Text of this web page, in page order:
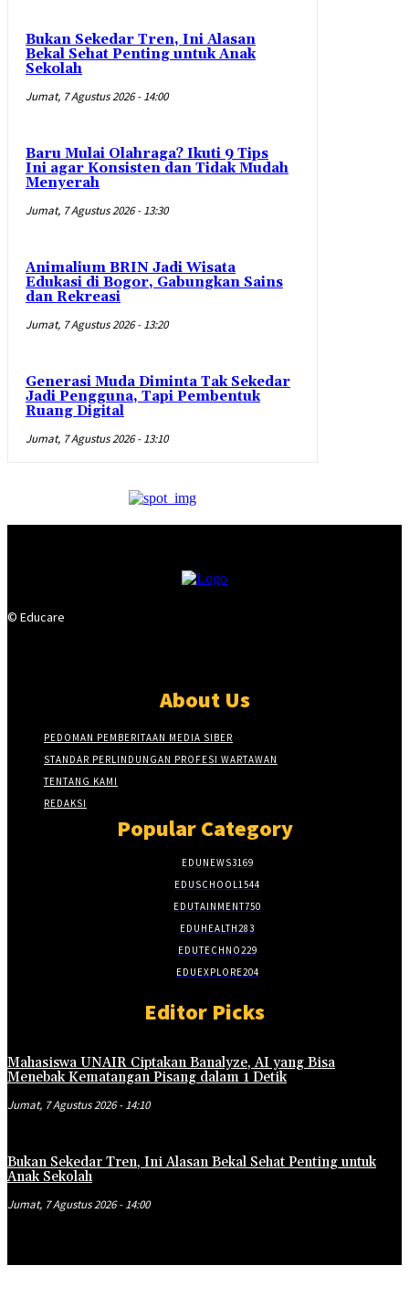
Bukan Sekedar Tren, Ini Alasan
Bekal Sehat Penting untuk Anak
Sekolah
Jumat, 7 Agustus 2026 - 14:00
Baru Mulai Olahraga? Ikuti 9 Tips
Ini agar Konsisten dan Tidak Mudah
Menyerah
Jumat, 7 Agustus 2026 - 13:30
Animalium BRIN Jadi Wisata
Edukasi di Bogor, Gabungkan Sains
dan Rekreasi
Jumat, 7 Agustus 2026 - 13:20
Generasi Muda Diminta Tak Sekedar
Jadi Pengguna, Tapi Pembentuk
Ruang Digital
Jumat, 7 Agustus 2026 - 13:10
© Educare
About Us
PEDOMAN PEMBERITAAN MEDIA SIBER
STANDAR PERLINDUNGAN PROFESI WARTAWAN
TENTANG KAMI
REDAKSI
Popular Category
EDUNEWS3169
EDUSCHOOL1544
EDUTAINMENT750
EDUHEALTH283
EDUTECHNO229
EDUEXPLORE204
Editor Picks
Mahasiswa UNAIR Ciptakan Banalyze, AI yang Bisa
Menebak Kematangan Pisang dalam 1 Detik
Jumat, 7 Agustus 2026 - 14:10
Bukan Sekedar Tren, Ini Alasan Bekal Sehat Penting untuk
Anak Sekolah
Jumat, 7 Agustus 2026 - 14:00